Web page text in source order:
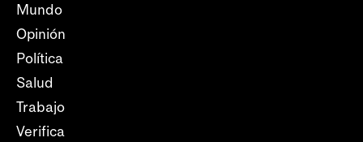
Mundo
Opinión
Política
Salud
Trabajo
Verifica